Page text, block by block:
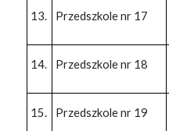
13. Przedszkole nr 17
14. Przedszkole nr 18
15. Przedszkole nr 19